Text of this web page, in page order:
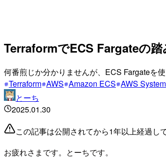
TerraformでECS Fargateの
何番煎じか分かりませんが、ECS Fargateを
Terraform AWS Amazon ECS AWS
とーち
2025.01.30
この記事は公開されてから1年以上経過し
お疲れさまです。とーちです。